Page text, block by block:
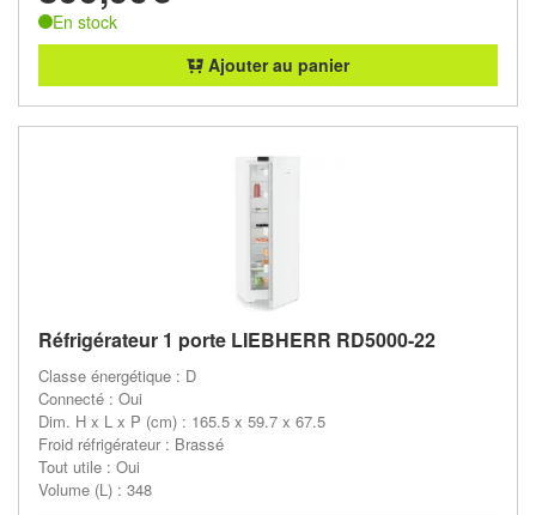
En stock
Ajouter au panier
Réfrigérateur 1 porte LIEBHERR RD5000-22
Classe énergétique : D
Connecté : Oui
Dim. H x L x P (cm) : 165.5 x 59.7 x 67.5
Froid réfrigérateur : Brassé
Tout utile : Oui
Volume (L) : 348